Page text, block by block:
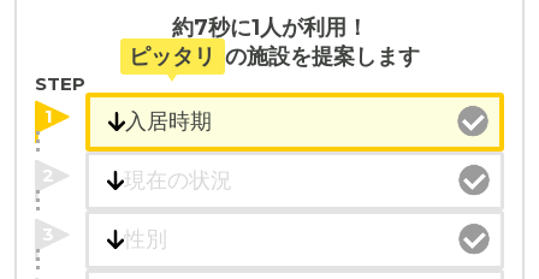
たとえば「カラオケ」「麻雀」が楽しめる施設、
「夫婦入居可」の施設、「看取り可」の施設など、
医療・看護体制から施設を探すこともできます。
約7秒に1人が利用！
ピッタリ の施設を提案します
STEP
1
2
3